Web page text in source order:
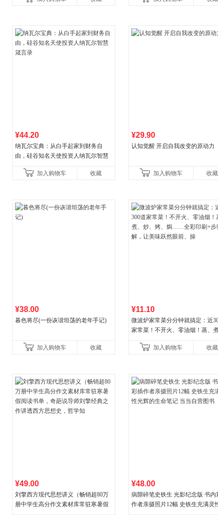
¥44.20
纳瓦尔宝典：从白手起家到财务自
由，硅谷知名天使投资人纳瓦尔智慧
加入购物车
收藏
¥29.90
认知觉醒 开启自我改变的原动力
加入购物车 收藏
¥38.00
暮色将尽(一份诙谐坦荡的老年手记)
加入购物车 收藏
¥11.10
微波炉家常菜分分钟就搞定：近
家常菜！不开火、零油烟！蒸、
让美味跃然眼前、操
加入购物车 收藏
¥49.00
刘擎西方现代思想讲义（畅销超80万
册中学生高分作文素材库常驻寒暑假
¥48.00
病隙碎笔史铁生 光影纪念版 书内
作者亲摄照片12幅 史铁生充满灵